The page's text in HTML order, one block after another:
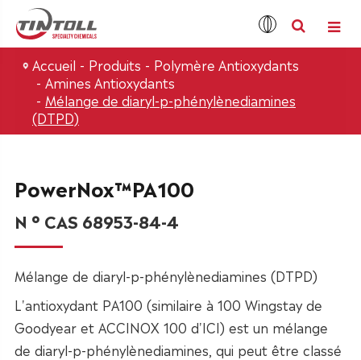
Accueil Produits
Polymère Antioxydants
Amines Antioxydants
Mélange de diaryl-p-phénylènediamines
(DTPD)
PowerNox™PA100
N ° CAS 68953-84-4
Mélange de diaryl-p-phénylènediamines (DTPD)
L'antioxydant PA100 (similaire à 100 Wingstay de
Goodyear et ACCINOX 100 d'ICI) est un mélange
de diaryl-p-phénylènediamines, qui peut être classé